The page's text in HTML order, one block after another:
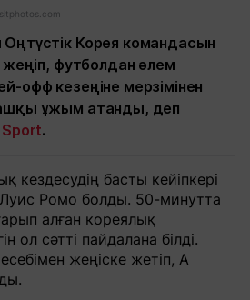
Корея командасын
жеңіп, футболдан әлем
офф кезеңіне мерзімінен
ұжым атанды, деп
.
кездесудің басты кейіпкері
Ромо болды. 50-минутта
алған кореялық
ол сәтті пайдалана білді.
жеңіске жетіп, А